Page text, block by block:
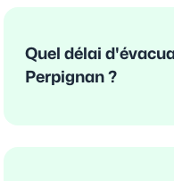
Quel délai
Perpignan ?